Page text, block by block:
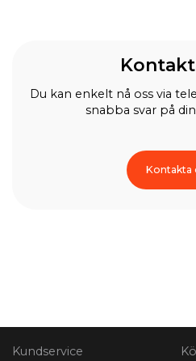
Du kan enkelt nå oss via
snabba svar på
Kontakta
Kundservice